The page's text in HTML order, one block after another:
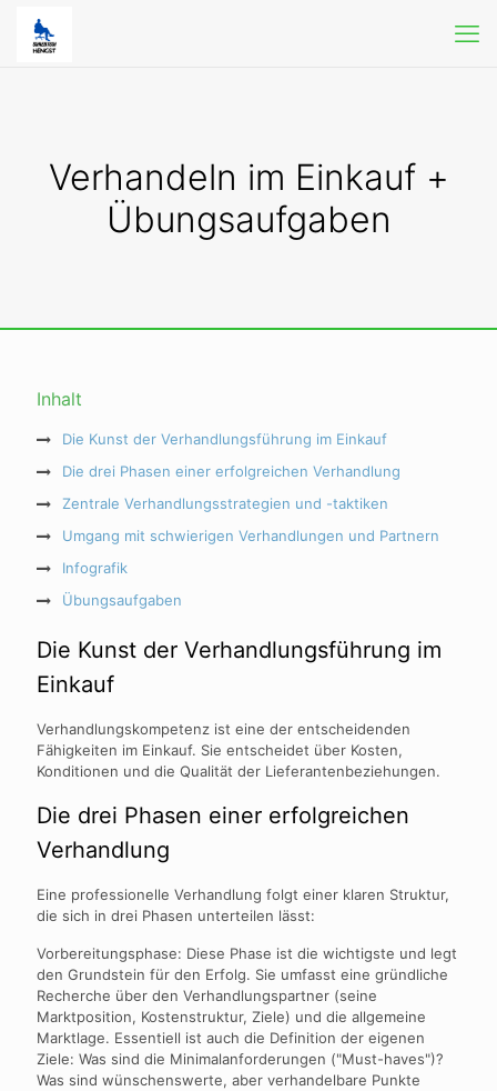
Verhandeln im Einkauf +
Übungsaufgaben
Inhalt
Die Kunst der Verhandlungsführung im Einkauf
Die drei Phasen einer erfolgreichen Verhandlung
Zentrale Verhandlungsstrategien und -taktiken
Umgang mit schwierigen Verhandlungen und Partnern
Infografik
Übungsaufgaben
Die Kunst der Verhandlungsführung im
Einkauf
Verhandlungskompetenz ist eine der entscheidenden
Fähigkeiten im Einkauf. Sie entscheidet über Kosten,
Konditionen und die Qualität der Lieferantenbeziehungen.
Die drei Phasen einer erfolgreichen
Verhandlung
Eine professionelle Verhandlung folgt einer klaren Struktur,
die sich in drei Phasen unterteilen lässt:
Vorbereitungsphase: Diese Phase ist die wichtigste und legt
den Grundstein für den Erfolg. Sie umfasst eine gründliche
Recherche über den Verhandlungspartner (seine
Marktposition, Kostenstruktur, Ziele) und die allgemeine
Marktlage. Essentiell ist auch die Definition der eigenen
Ziele: Was sind die Minimalanforderungen ("Must-haves")?
Was sind wünschenswerte, aber verhandelbare Punkte